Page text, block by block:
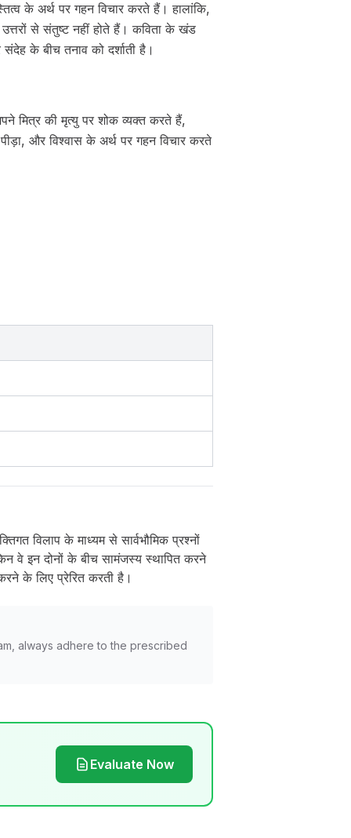
के अर्थ पर गहन विचार करते हैं। हालांकि,
से संतुष्ट नहीं होते हैं। कविता के खंड
के बीच तनाव को दर्शाती है।
मित्र की मृत्यु पर शोक व्यक्त करते हैं,
और विश्वास के अर्थ पर गहन विचार करते
विलाप के माध्यम से सार्वभौमिक प्रश्नों
वे इन दोनों के बीच सामंजस्य स्थापित करने
के लिए प्रेरित करती है।
always adhere to the prescribed
Evaluate Now